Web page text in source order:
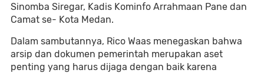
Sinomba Siregar, Kadis Kominfo Arrahmaan Pane dan
Camat se- Kota Medan.
Dalam sambutannya, Rico Waas menegaskan bahwa
arsip dan dokumen pemerintah merupakan aset
penting yang harus dijaga dengan baik karena